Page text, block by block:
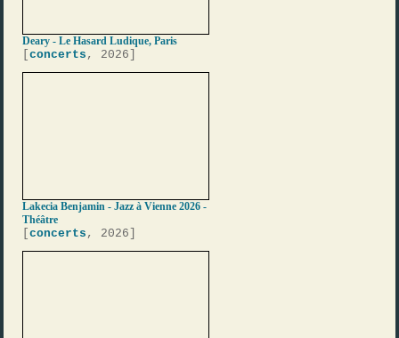
Deary - Le Hasard Ludique, Paris
[concerts , 2026]
Lakecia Benjamin - Jazz à Vienne 2026 -
Théâtre
[concerts , 2026]